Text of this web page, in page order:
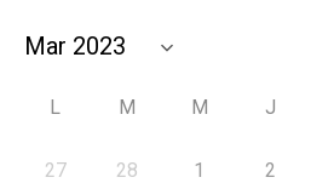
L M M J
27 28 1 2